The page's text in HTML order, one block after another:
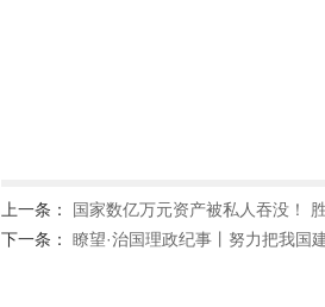
上一条：
国家数亿万元资产被私人吞没！
下一条： 瞭望·治国理政纪事丨努力把我国